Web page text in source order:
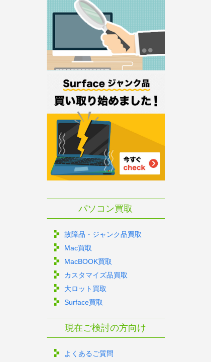
パソコン買取
故障品・ジャンク品買取
Mac買取
MacBOOK買取
カスタマイズ品買取
大ロット買取
Surface買取
現在ご検討の方向け
よくあるご質問